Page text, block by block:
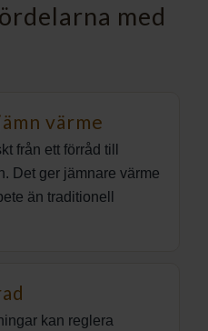
med
värme
från ett förråd till
Det ger jämnare värme
än traditionell
kan reglera